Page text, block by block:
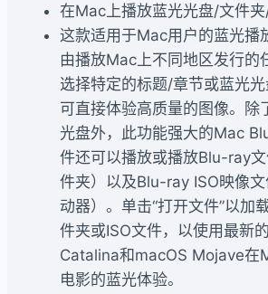
在Mac上播放蓝光光盘/文件
这款适用于Mac用户的蓝光播
由播放Mac上不同地区发行的
选择特定的标题/章节或蓝光
可直接体验高质量的图像。除
光盘外，此功能强大的Mac
件还可以播放或播放Blu-ray
件夹）以及Blu-ray ISO映像
动器）。单击“打开文件”以加
件夹或ISO文件，以使用最新
Catalina和macOS Mojave在
电影的蓝光体验。